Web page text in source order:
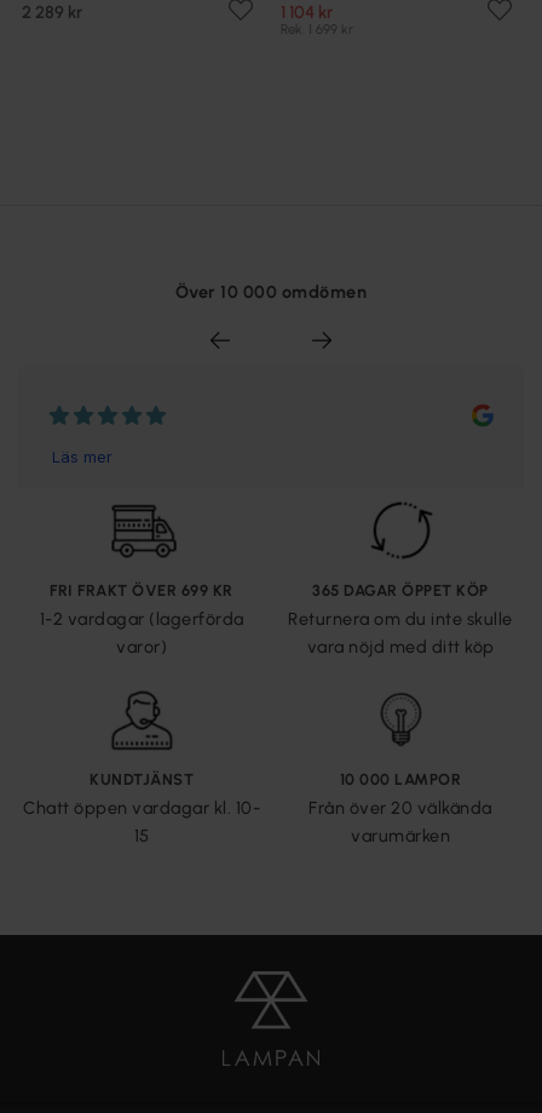
2 289 kr 1 104 kr
Rek. 1 699 kr
Över 10 000 omdömen
FRI FRAKT ÖVER 699 KR
1-2 vardagar (lagerförda
varor)
365 DAGAR ÖPPET KÖP
Returnera om du inte skulle
vara nöjd med ditt köp
KUNDTJÄNST
Chatt öppen vardagar kl. 10-
15
10 000 LAMPOR
Från över 20 välkända
varumärken